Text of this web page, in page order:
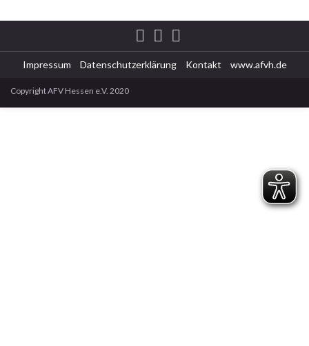
Impressum Datenschutzerklärung Kontakt www.afvh.de
Copyright AFV Hessen e.V. 2020